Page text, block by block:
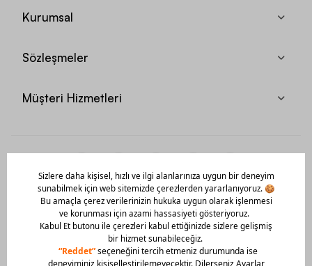
Kurumsal
Sözleşmeler
Müşteri Hizmetleri
Mobil Uygulamamızı Hemen İndir!